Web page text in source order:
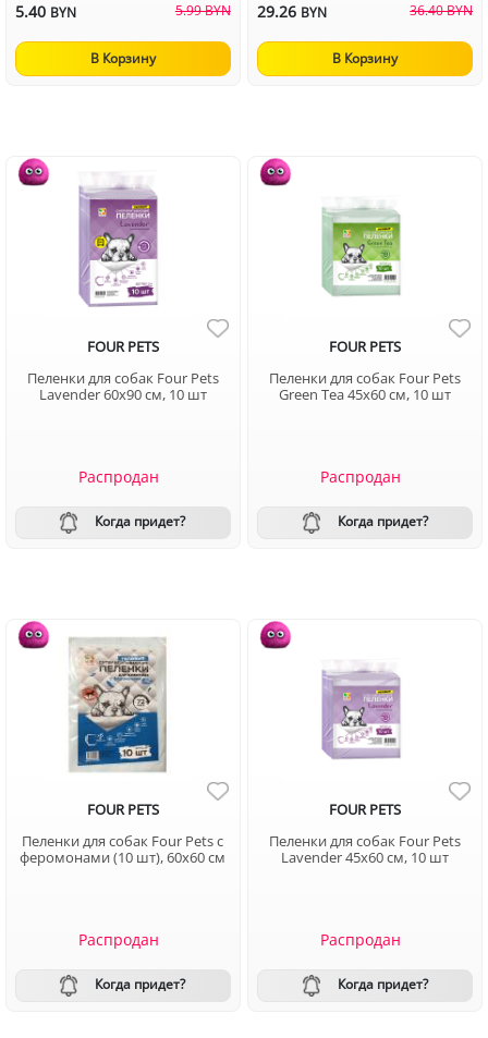
5.40 BYN 5.99 BYN
В Корзину
29.26 BYN 36.40 BYN
В Корзину
FOUR PETS
Пеленки для собак Four Pets
Lavender 60х90 см, 10 шт
Распродан
Когда придет?
FOUR PETS
Пеленки для собак Four Pets
Green Tea 45х60 см, 10 шт
Распродан
Когда придет?
FOUR PETS
Пеленки для собак Four Pets с
феромонами (10 шт), 60х60 см
Распродан
Когда придет?
FOUR PETS
Пеленки для собак Four Pets
Lavender 45х60 см, 10 шт
Распродан
Когда придет?